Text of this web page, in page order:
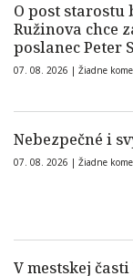
O post
Ružinova chce
poslanec Peter
07. 08. 2026 | Žiadne
Nebezpečné i
07. 08. 2026 | Žiadne
V mestskej